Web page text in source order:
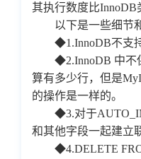
其执行数度比
以下是一些细节和
◆1.InnoDB不支持
◆2.InnoDB 中不保
算有多少行，但是
的操作是一样的。
◆3.对于
和其他字段一起建立
◆4.DELETE